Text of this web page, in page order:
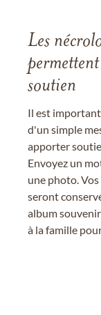
Les
permettent
soutien
Il est
d'un simple
apporter
Envoyez un
une photo.
seront
album
à la famille